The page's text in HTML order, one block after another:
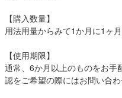
【購入数量】
用法用量からみて1か月に1ヶ
【使用期限】
通常、6か月以上のものをお手
認をご希望の際にはお問い合わ